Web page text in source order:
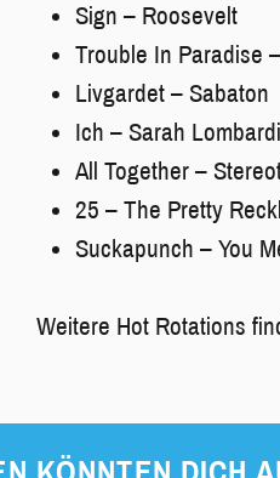
Sign – Roosevelt
Trouble In Paradise
Livgardet – Sabaton
Ich – Sarah Lombardi
All Together –
25 – The Pretty
Suckapunch – You
Weitere Hot Rotations